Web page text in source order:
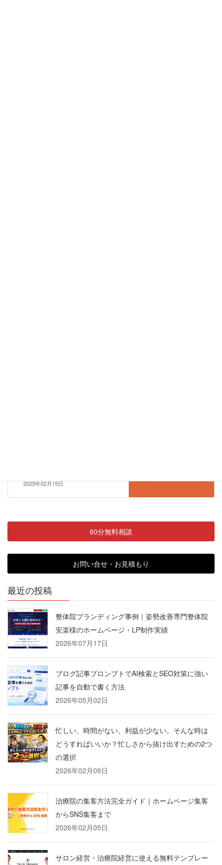
2025年02月15日
60分無料相談
お問い合せ・お見積もり
最近の投稿
整体院ブランディング事例｜姿勢改善専門整体院
安楽様のホームページ・LP制作実績
2026年07月17日
ブログ記事プロンプトでAI検索とSEO対策に強い
記事を自動で書く方法
2026年05月02日
忙しい、時間がない、利益が少ない。そんな時は
どうすればいいか？忙しさから抜け出すための2つ
の選択
2026年02月09日
治療院の集客方法完全ガイド｜ホームページ集客
からSNS集客まで
2026年02月05日
サロン経営・治療院経営に使える無料テンプレー